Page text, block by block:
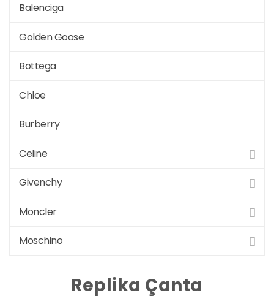
Balenciga
Golden Goose
Bottega
Chloe
Burberry
Celine
Givenchy
Moncler
Moschino
Replika Çanta